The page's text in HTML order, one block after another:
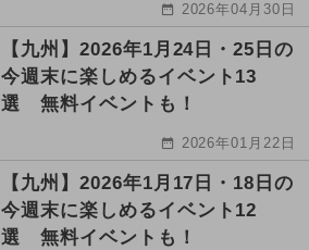
2026年04月30日
【九州】2026年1月24日・25日の
今週末に楽しめるイベント13
選 無料イベントも！
2026年01月22日
【九州】2026年1月17日・18日の
今週末に楽しめるイベント12
選 無料イベントも！